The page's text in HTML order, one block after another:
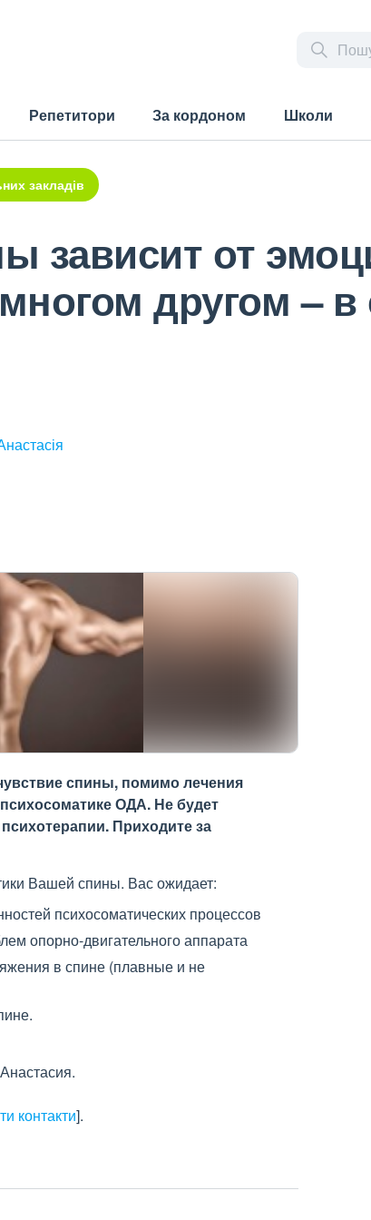
Репетитори За кордоном Школи
закладів
зависит от
другом – в
спины, помимо лечения
ОДА. Не будет
Приходите за
Вашей спины. Вас ожидает:
психосоматических процессов
опорно-двигательного аппарата
в спине (плавные и не
контакти].